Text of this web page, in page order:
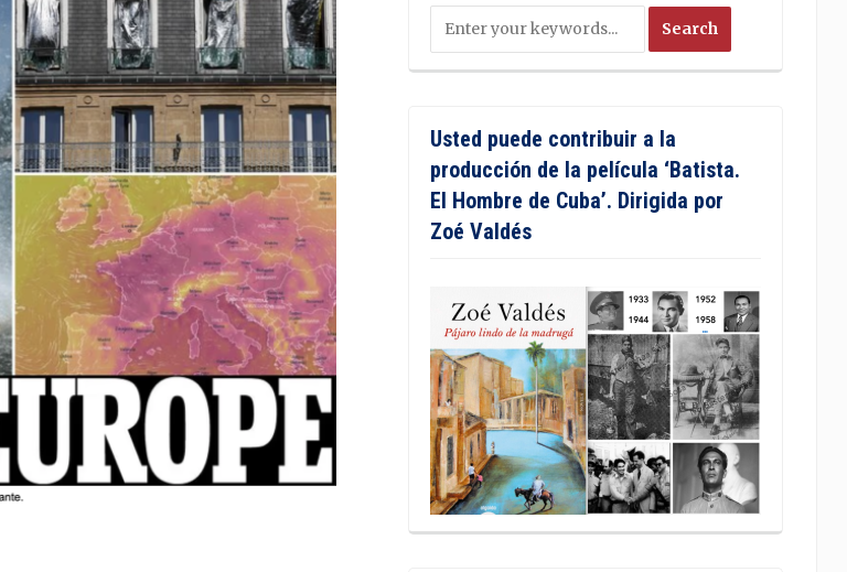
Usted puede contribuir a la
producción de la película ‘Batista.
El Hombre de Cuba’. Dirigida por
Zoé Valdés